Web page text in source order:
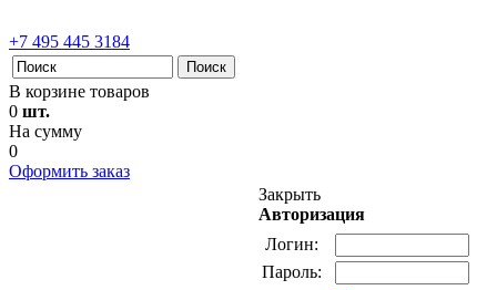
+7 495 445 3184
В корзине товаров
0 шт.
На сумму
0
Оформить заказ
Закрыть
Авторизация
Логин:
Пароль: